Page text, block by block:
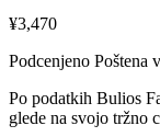
¥3,470
Podcenjeno Poštena
Po podatkih Bulios
glede na svojo tržno